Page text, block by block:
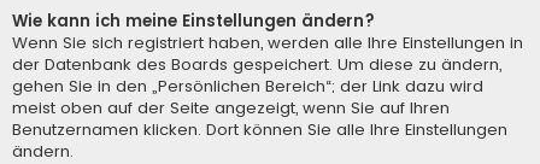
Wie kann ich meine Einstellungen ändern?
Wenn Sie sich registriert haben, werden alle Ihre Einstellungen in
der Datenbank des Boards gespeichert. Um diese zu ändern,
gehen Sie in den „Persönlichen Bereich“; der Link dazu wird
meist oben auf der Seite angezeigt, wenn Sie auf Ihren
Benutzernamen klicken. Dort können Sie alle Ihre Einstellungen
ändern.